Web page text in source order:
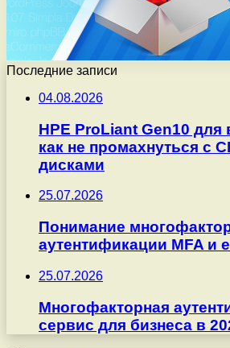
Последние записи
04.08.2026
HPE ProLiant Gen10 для
как не промахнуться с
дисками
25.07.2026
Понимание
аутентификации MFA и
25.07.2026
Многофакторная
сервис для бизнеса в